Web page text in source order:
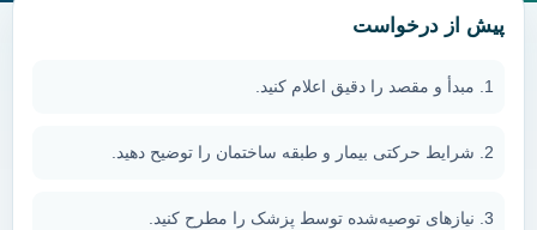
پیش از درخواست
مبدأ و مقصد را دقیق اعلام کنید.
شرایط حرکتی بیمار و طبقه ساختمان را توضیح دهید.
نیازهای توصیه‌شده توسط پزشک را مطرح کنید.